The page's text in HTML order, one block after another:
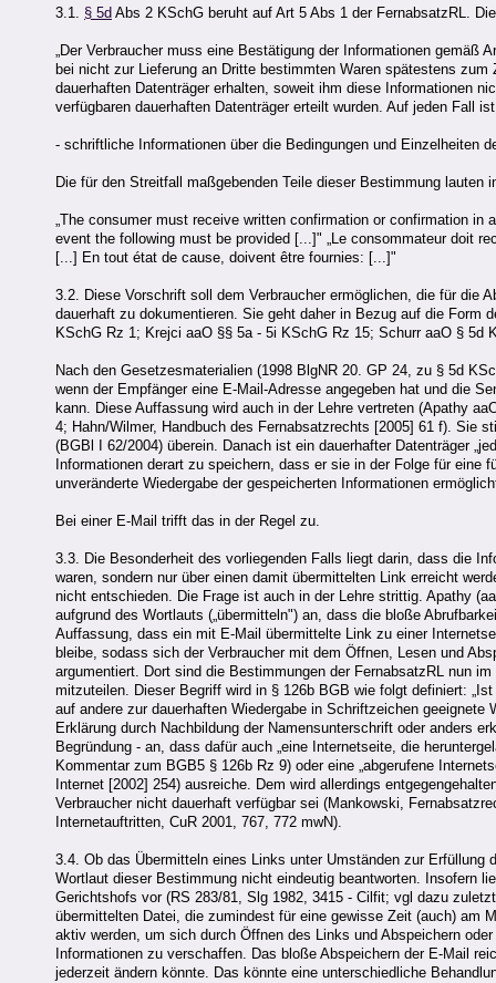
3.1. § 5d Abs 2 KSchG beruht auf Art 5 Abs 1 der FernabsatzRL.
„Der Verbraucher muss eine Bestätigung der Informationen
bei nicht zur Lieferung an Dritte bestimmten Waren spätestens
dauerhaften Datenträger erhalten, soweit ihm diese Informationen
verfügbaren dauerhaften Datenträger erteilt wurden. Auf jeden Fall
- schriftliche Informationen über die Bedingungen und Einzelheiten
Die für den Streitfall maßgebenden Teile dieser Bestimmung
„The consumer must receive written confirmation or confirmation
event the following must be provided [...]" „Le consommateur doit
[...] En tout état de cause, doivent être fournies: [...]"
3.2. Diese Vorschrift soll dem Verbraucher ermöglichen, die für die
dauerhaft zu dokumentieren. Sie geht daher in Bezug auf die Form
KSchG Rz 1; Krejci aaO §§ 5a - 5i KSchG Rz 15; Schurr aaO § 5d
Nach den Gesetzesmaterialien (1998 BlgNR 20. GP 24, zu § 5d
wenn der Empfänger eine E-Mail-Adresse angegeben hat und die
kann. Diese Auffassung wird auch in der Lehre vertreten (Apathy
4; Hahn/Wilmer, Handbuch des Fernabsatzrechts [2005] 61 f). Sie
(BGBl I 62/2004) überein. Danach ist ein dauerhafter Datenträger
Informationen derart zu speichern, dass er sie in der Folge für eine
unveränderte Wiedergabe der gespeicherten Informationen
Bei einer E-Mail trifft das in der Regel zu.
3.3. Die Besonderheit des vorliegenden Falls liegt darin, dass die
waren, sondern nur über einen damit übermittelten Link erreicht
nicht entschieden. Die Frage ist auch in der Lehre strittig. Apathy
aufgrund des Wortlauts („übermitteln") an, dass die bloße
Auffassung, dass ein mit E-Mail übermittelte Link zu einer
bleibe, sodass sich der Verbraucher mit dem Öffnen, Lesen und
argumentiert. Dort sind die Bestimmungen der FernabsatzRL nun
mitzuteilen. Dieser Begriff wird in § 126b BGB wie folgt definiert:
auf andere zur dauerhaften Wiedergabe in Schriftzeichen
Erklärung durch Nachbildung der Namensunterschrift oder anders
Begründung - an, dass dafür auch „eine Internetseite, die
Kommentar zum BGB5 § 126b Rz 9) oder eine „abgerufene
Internet [2002] 254) ausreiche. Dem wird allerdings
Verbraucher nicht dauerhaft verfügbar sei (Mankowski,
Internetauftritten, CuR 2001, 767, 772 mwN).
3.4. Ob das Übermitteln eines Links unter Umständen zur
Wortlaut dieser Bestimmung nicht eindeutig beantworten. Insofern
Gerichtshofs vor (RS 283/81, Slg 1982, 3415 - Cilfit; vgl dazu
übermittelten Datei, die zumindest für eine gewisse Zeit (auch) am
aktiv werden, um sich durch Öffnen des Links und Abspeichern
Informationen zu verschaffen. Das bloße Abspeichern der E-Mail
jederzeit ändern könnte. Das könnte eine unterschiedliche